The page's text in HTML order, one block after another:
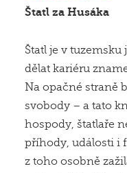
Štatl za Husáka
Štatl je v
dělat kariéru
Na opačné straně
svobody – a tato
hospody, štatlaře
příhody, události i
z toho osobně